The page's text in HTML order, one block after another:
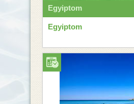
Egyiptom
Egyiptom